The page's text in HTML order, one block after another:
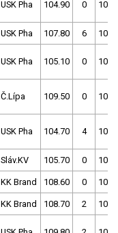
USK Pha 104.90 0
USK Pha 107.80 6
USK Pha 105.10 0
Č.Lípa 109.50 0
USK Pha 104.70 4
Sláv.KV 105.70 0
KK Brand 108.60 0
KK Brand 108.70 2